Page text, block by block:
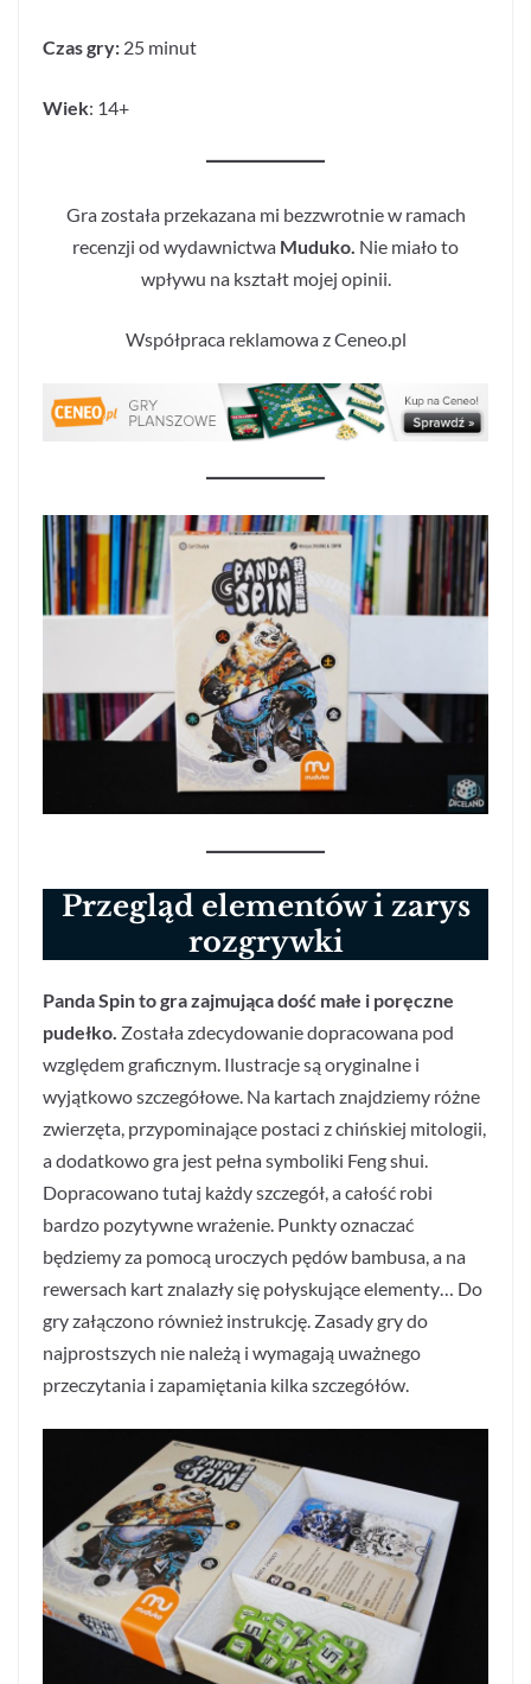
Czas gry: 25 minut
Wiek: 14+
Gra została przekazana mi bezzwrotnie w ramach
recenzji od wydawnictwa Muduko. Nie miało to
wpływu na kształt mojej opinii.
Współpraca reklamowa z Ceneo.pl
Przegląd elementów i zarys
rozgrywki
Panda Spin to gra zajmująca dość małe i poręczne
pudełko. Została zdecydowanie dopracowana pod
względem graficznym. Ilustracje są oryginalne i
wyjątkowo szczegółowe. Na kartach znajdziemy różne
zwierzęta, przypominające postaci z chińskiej mitologii,
a dodatkowo gra jest pełna symboliki Feng shui.
Dopracowano tutaj każdy szczegół, a całość robi
bardzo pozytywne wrażenie. Punkty oznaczać
będziemy za pomocą uroczych pędów bambusa, a na
rewersach kart znalazły się połyskujące elementy… Do
gry załączono również instrukcję. Zasady gry do
najprostszych nie należą i wymagają uważnego
przeczytania i zapamiętania kilka szczegółów.